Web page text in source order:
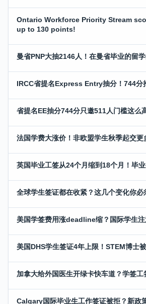
Ontario Workforce Priority Stream
up to 130 points!
曼省PNP大抽2146人！在曼省毕业的留
IRCC省提名Express Entry抽分！744分
省提名EE抽分744分只邀511人门槛这么
法国学费大涨价！非欧盟学生秋季起交更
英国毕业工签从24个月缩到18个月！毕
全球学生签证都在收紧？这几个变化你必
美国学签费用涨deadline缩？国际学生
美国DHS学生签证4年上限！STEM博士
加拿大给外国医生开绿卡快车道？学签工
Calgary国际毕业生工作签证被拒？新政